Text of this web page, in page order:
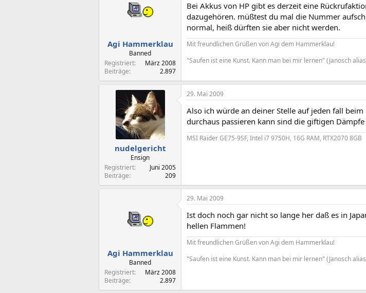
Agi Hammerklau
Banned
Registriert
März 2008
Beiträge
2.897
Bei Akkus von HP gibt es derzeit eine
dazugehören. müßtest du mal die Nummer
normal, heiß dürften sie aber nicht werden.
Mit freundlichen Grüßen von Agi dem Hammerklau!
"Saufen ist eine Kunst. Kann man bei mir lernen" (Janosch
nudelgericht
Ensign
Registriert
Juni 2005
Beiträge
209
29. Mai 2009
Also ich würde an deiner Stelle auf jeden fall
durchaus passieren kann sind die giftigen
MSI Raider GE75-9SF, Intel i7 9750H, 16G RAM, RTX2070 8GB
Agi Hammerklau
Banned
Registriert
März 2008
Beiträge
2.897
29. Mai 2009
Ist doch noch gar nicht so lange her daß es in
hellen Flammen!
Mit freundlichen Grüßen von Agi dem Hammerklau!
"Saufen ist eine Kunst. Kann man bei mir lernen" (Janosch